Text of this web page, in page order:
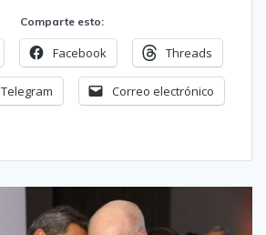
Comparte esto:
Facebook Threads
Telegram Correo electrónico